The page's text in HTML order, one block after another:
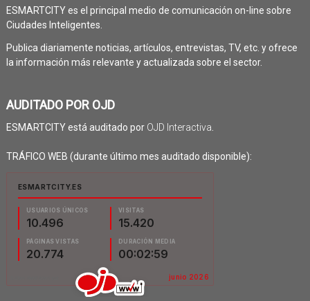
ESMARTCITY es el principal medio de comunicación on-line sobre
Ciudades Inteligentes.
Publica diariamente noticias, artículos, entrevistas, TV, etc. y ofrece
la información más relevante y actualizada sobre el sector.
AUDITADO POR OJD
ESMARTCITY está auditado por OJD Interactiva
TRÁFICO WEB (durante último mes auditado disponible):